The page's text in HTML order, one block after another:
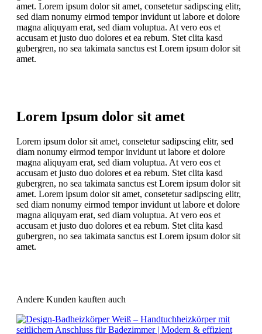
amet. Lorem ipsum dolor sit amet, consetetur sadipscing elitr,
sed diam nonumy eirmod tempor invidunt ut labore et dolore
magna aliquyam erat, sed diam voluptua. At vero eos et
accusam et justo duo dolores et ea rebum. Stet clita kasd
gubergren, no sea takimata sanctus est Lorem ipsum dolor sit
amet.
Lorem Ipsum dolor sit amet
Lorem ipsum dolor sit amet, consetetur sadipscing elitr, sed
diam nonumy eirmod tempor invidunt ut labore et dolore
magna aliquyam erat, sed diam voluptua. At vero eos et
accusam et justo duo dolores et ea rebum. Stet clita kasd
gubergren, no sea takimata sanctus est Lorem ipsum dolor sit
amet. Lorem ipsum dolor sit amet, consetetur sadipscing elitr,
sed diam nonumy eirmod tempor invidunt ut labore et dolore
magna aliquyam erat, sed diam voluptua. At vero eos et
accusam et justo duo dolores et ea rebum. Stet clita kasd
gubergren, no sea takimata sanctus est Lorem ipsum dolor sit
amet.
Andere Kunden kauften auch